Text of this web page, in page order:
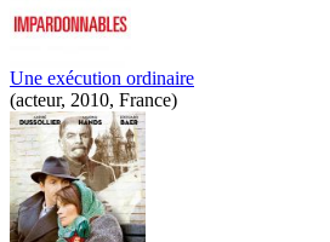
Une exécution ordinaire
(acteur, 2010, France)